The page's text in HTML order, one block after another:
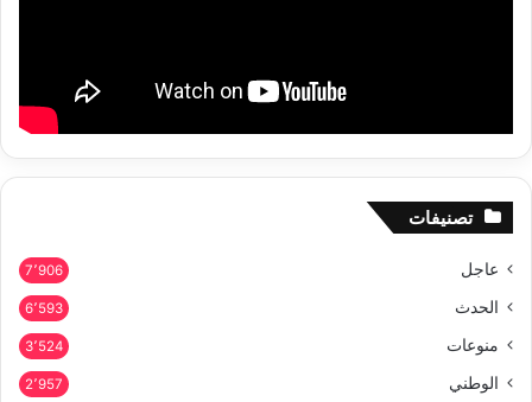
تصنيفات
عاجل 7٬906
الحدث 6٬593
منوعات 3٬524
الوطني 2٬957